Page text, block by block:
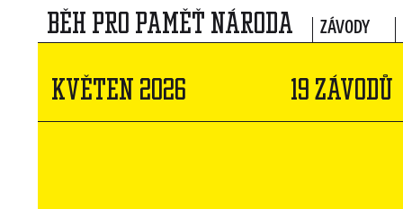
BĚH PRO PAMĚŤ NÁRODA ZÁVODY
KVĚTEN 2026 19 ZÁVODŮ